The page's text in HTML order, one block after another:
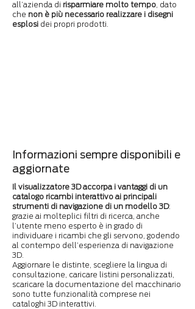
all’azienda di risparmiare molto tempo, dato
che non è più necessario realizzare i disegni
esplosi dei propri prodotti.
Informazioni sempre disponibili e
aggiornate
Il visualizzatore 3D accorpa i vantaggi di un
catalogo ricambi interattivo ai principali
strumenti di navigazione di un modello 3D:
grazie ai molteplici filtri di ricerca, anche
l’utente meno esperto è in grado di
individuare i ricambi che gli servono, godendo
al contempo dell’esperienza di navigazione
3D.
Aggiornare le distinte, scegliere la lingua di
consultazione, caricare listini personalizzati,
scaricare la documentazione del macchinario
sono tutte funzionalità comprese nei
cataloghi 3D interattivi.